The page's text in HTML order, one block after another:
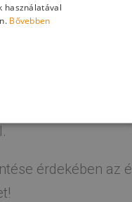
érdekében az
használatával
Bővebben